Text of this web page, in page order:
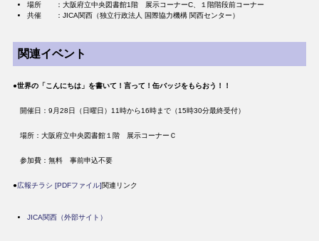
場所 ：大阪府立中央図書館1階 展示コーナーC、１階階段前コーナー
共催 ：JICA関西（独立行政法人 国際協力機構 関西センター）
関連イベント
●世界の「こんにちは」を書いて！言って！缶バッジをもらおう！！
開催日：9月28日（日曜日）11時から16時まで（15時30分最終受付）
場所：大阪府立中央図書館１階 展示コーナーＣ
参加費：無料 事前申込不要
​●広報チラシ [PDFファイル]関連リンク
JICA関西（外部サイト）